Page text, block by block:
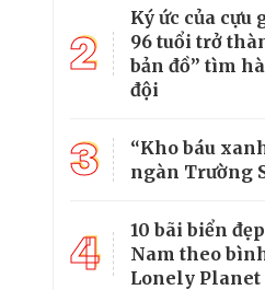
2
Ký ức của cựu
96 tuổi trở
bản đồ” tìm
đội
3
“Kho báu
ngàn Trường
4
10 bãi biển
Nam theo
Lonely Planet